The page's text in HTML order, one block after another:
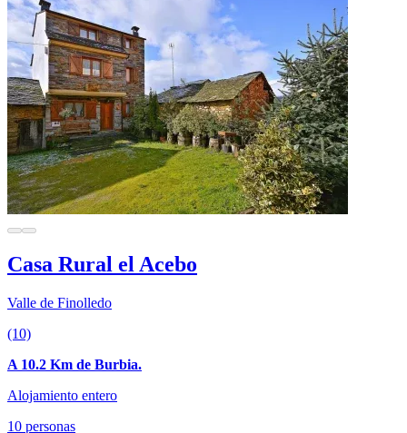
Casa Rural el Acebo
Valle de Finolledo
(10)
A 10.2 Km de Burbia.
Alojamiento entero
10 personas